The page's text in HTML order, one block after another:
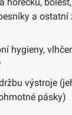
horečku,
a ostatní
hygieny,
výstroje
pásky)